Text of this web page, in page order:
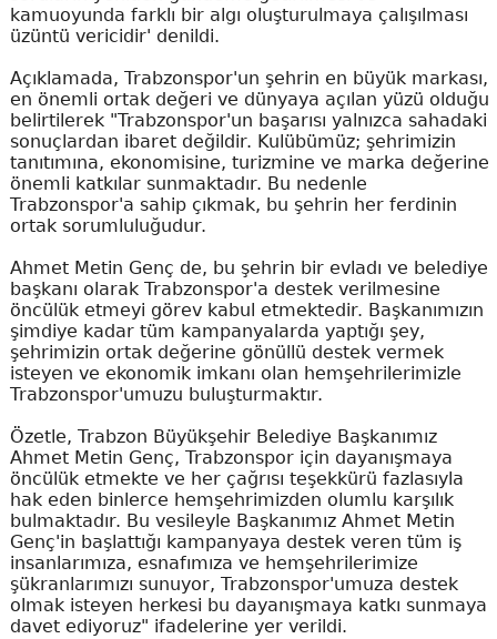
kamuoyunda farklı bir algı oluşturulmaya çalışılması
üzüntü vericidir' denildi.
Açıklamada, Trabzonspor'un şehrin en büyük markası,
en önemli ortak değeri ve dünyaya açılan yüzü olduğu
belirtilerek "Trabzonspor'un başarısı yalnızca sahadaki
sonuçlardan ibaret değildir. Kulübümüz; şehrimizin
tanıtımına, ekonomisine, turizmine ve marka değerine
önemli katkılar sunmaktadır. Bu nedenle
Trabzonspor'a sahip çıkmak, bu şehrin her ferdinin
ortak sorumluluğudur.
Ahmet Metin Genç de, bu şehrin bir evladı ve belediye
başkanı olarak Trabzonspor'a destek verilmesine
öncülük etmeyi görev kabul etmektedir. Başkanımızın
şimdiye kadar tüm kampanyalarda yaptığı şey,
şehrimizin ortak değerine gönüllü destek vermek
isteyen ve ekonomik imkanı olan hemşehrilerimizle
Trabzonspor'umuzu buluşturmaktır.
Özetle, Trabzon Büyükşehir Belediye Başkanımız
Ahmet Metin Genç, Trabzonspor için dayanışmaya
öncülük etmekte ve her çağrısı teşekkürü fazlasıyla
hak eden binlerce hemşehrimizden olumlu karşılık
bulmaktadır. Bu vesileyle Başkanımız Ahmet Metin
Genç'in başlattığı kampanyaya destek veren tüm iş
insanlarımıza, esnafımıza ve hemşehrilerimize
şükranlarımızı sunuyor, Trabzonspor'umuza destek
olmak isteyen herkesi bu dayanışmaya katkı sunmaya
davet ediyoruz" ifadelerine yer verildi.